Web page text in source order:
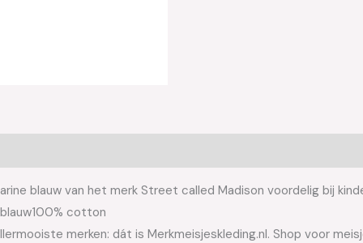
blauw van het merk Street called Madison voordelig bij
cotton
merken: dát is Merkmeisjeskleding.nl. Shop voor